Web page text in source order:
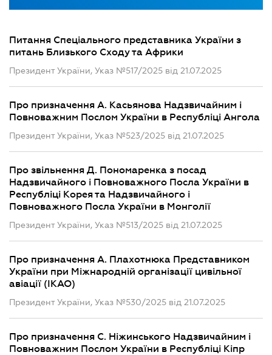
Питання Спеціального представника України з
питань Близького Сходу та Африки
Президент України, Указ №517/2025 від 21.07.2025
Про призначення А. Касьянова Надзвичайним і
Повноважним Послом України в Республіці Ангола
Президент України, Указ №523/2025 від 21.07.2025
Про звільнення Д. Пономаренка з посад
Надзвичайного і Повноважного Посла України в
Республіці Корея та Надзвичайного і
Повноважного Посла України в Монголії
Президент України, Указ №513/2025 від 21.07.2025
Про призначення А. Плахотнюка Представником
України при Міжнародній організації цивільної
авіації (IKAO)
Президент України, Указ №530/2025 від 21.07.2025
Про призначення С. Ніжинського Надзвичайним і
Повноважним Послом України в Республіці Кіпр